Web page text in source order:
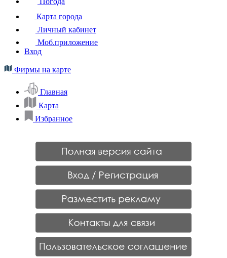
Карта города
Личный кабинет
Моб.приложение
Вход
Фирмы на карте
Главная
Карта
Избранное